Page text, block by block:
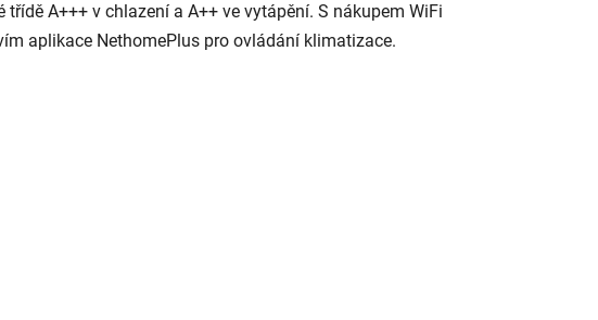
A+++ v chlazení a A++ ve vytápění. S nákupem WiFi
aplikace NethomePlus pro ovládání klimatizace.